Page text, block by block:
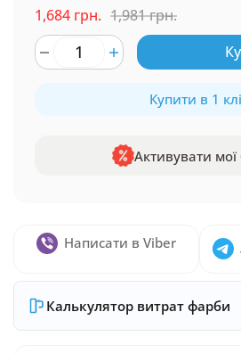
1,684 грн. 1,981 грн.
Купити в 1
Активувати
Написати в Viber
Калькулятор витрат фарби